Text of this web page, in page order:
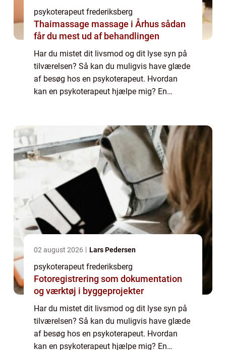
psykoterapeut frederiksberg
Thaimassage massage i Århus sådan
får du mest ud af behandlingen
Har du mistet dit livsmod og dit lyse syn på
tilværelsen? Så kan du muligvis have glæde
af besøg hos en psykoterapeut. Hvordan
kan en psykoterapeut hjælpe mig? En
02 august 2026 Lars Pedersen
psykoterapeut frederiksberg
Fotoregistrering som dokumentation
og værktøj i byggeprojekter
Har du mistet dit livsmod og dit lyse syn på
tilværelsen? Så kan du muligvis have glæde
af besøg hos en psykoterapeut. Hvordan
kan en psykoterapeut hjælpe mig? En